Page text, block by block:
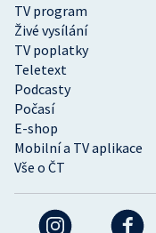
TV program
Živé vysílání
TV poplatky
Teletext
Podcasty
Počasí
E-shop
Mobilní a TV aplikace
Vše o ČT